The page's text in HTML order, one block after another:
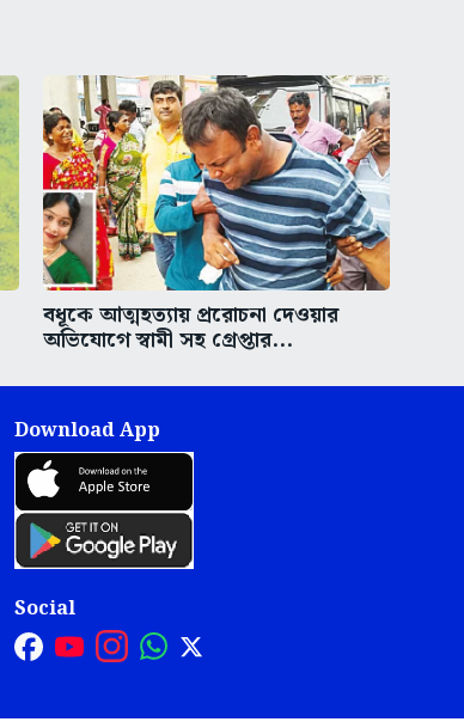
বধূকে আত্মহত্যায় প্ররোচনা দেওয়ার
অভিযোগে স্বামী সহ গ্রেপ্তার...
Download App
Social